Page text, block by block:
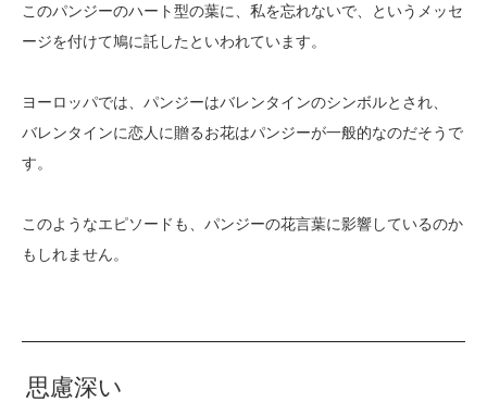
このパンジーのハート型の葉に、私を忘れないで、というメッセ
ージを付けて鳩に託したといわれています。
ヨーロッパでは、パンジーはバレンタインのシンボルとされ、
バレンタインに恋人に贈るお花はパンジーが一般的なのだそうで
す。
このようなエピソードも、パンジーの花言葉に影響しているのか
もしれません。
思慮深い